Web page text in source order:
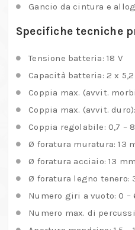
Batterie
Motore
Brushless,
metaBOX
quantità
Gancio da cintura e
Specifiche tecniche
Tensione batteria: 18 V
Capacità batteria: 2 x 5,2
Coppia max. (avvit.
Coppia max. (avvit.
Coppia regolabile: 0,7 –
Ø foratura muratura: 13
Ø foratura acciaio: 13 mm
Ø foratura legno tenero:
Numero giri a vuoto: 0 –
Numero max. di